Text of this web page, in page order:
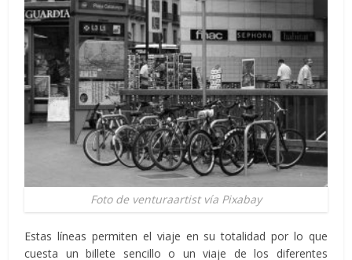
Foto de venturaartist vía Pixabay
Estas líneas permiten el viaje en su totalidad por lo que
cuesta un billete sencillo o un viaje de los diferentes